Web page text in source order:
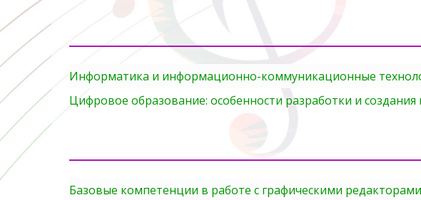
Информатика и информационно-коммуникационные
Цифровое образование: особенности разработки и
Базовые компетенции в работе с графическими редакторами